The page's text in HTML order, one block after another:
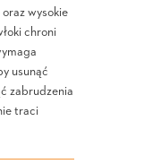
wysokie
chroni
usunąć
zabrudzenia
traci